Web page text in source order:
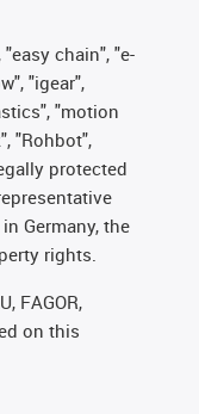
chain", "e-
"igear",
"motion
"Rohbot",
protected
Germany, the
rights.
FAGOR,
on this